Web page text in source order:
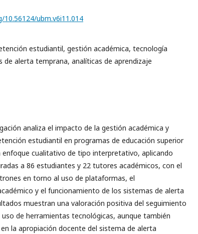
ubm.v6i11.014
estudiantil, gestión académica, tecnología
de alerta temprana, analíticas de aprendizaje
analiza el impacto de la gestión académica y
estudiantil en programas de educación superior
enfoque cualitativo de tipo interpretativo, aplicando
a 86 estudiantes y 22 tutores académicos, con el
en torno al uso de plataformas, el
y el funcionamiento de los sistemas de alerta
muestran una valoración positiva del seguimiento
de herramientas tecnológicas, aunque también
la apropiación docente del sistema de alerta